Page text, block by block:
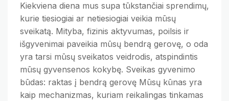
Kiekviena diena mus supa tūkstančiai sprendimų,
kurie tiesiogiai ar netiesiogiai veikia mūsų
sveikatą. Mityba, fizinis aktyvumas, poilsis ir
išgyvenimai paveikia mūsų bendrą gerovę, o oda
yra tarsi mūsų sveikatos veidrodis, atspindintis
mūsų gyvensenos kokybę. Sveikas gyvenimo
būdas: raktas į bendrą gerovę Mūsų kūnas yra
kaip mechanizmas, kuriam reikalingas tinkamas